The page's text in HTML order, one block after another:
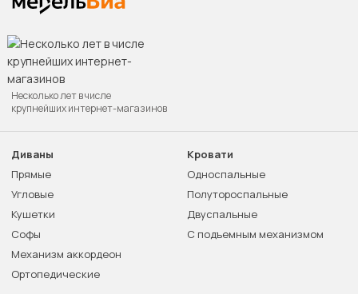
Несколько лет в числе
крупнейших интернет-магазинов
Диваны
Прямые
Угловые
Кушетки
Софы
Механизм аккордеон
Ортопедические
Кровати
Односпальные
Полутороспальные
Двуспальные
С подъемным механизмом